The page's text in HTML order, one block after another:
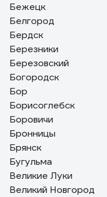
Бежецк
Белгород
Бердск
Березники
Березовский
Богородск
Бор
Борисоглебск
Боровичи
Бронницы
Брянск
Бугульма
Великие Луки
Великий Новгород